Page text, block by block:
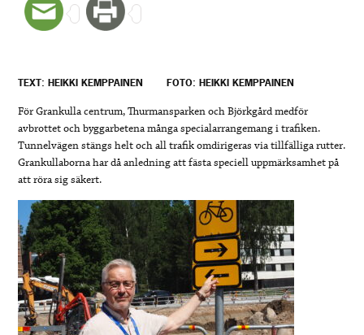
TEXT: HEIKKI KEMPPAINEN FOTO: HEIKKI KEMPPAINEN
För Grankulla centrum, Thurmansparken och Björkgård medför
avbrottet och byggarbetena många specialarrangemang i trafiken.
Tunnelvägen stängs helt och all trafik omdirigeras via tillfälliga rutter.
Grankullaborna har då anledning att fästa speciell uppmärksamhet på
att röra sig säkert.